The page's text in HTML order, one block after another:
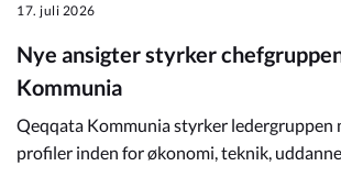
17. juli 2026
Nye ansigter styrker
Kommunia
Qeqqata Kommunia styrker ledergruppen
profiler inden for økonomi, teknik,